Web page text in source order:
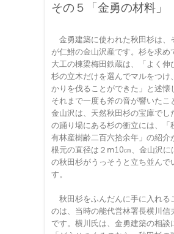
その５「金勇の材料」
金勇建築に使われた秋田杉は、
が仁鮒の金山沢産です。杉を求め
大工の棟梁梅田鉄蔵は、「よく伸
杉の立木だけを選んでマルをつけ
かりを伐ることができた」と述懐
それまで一度も斧の音が響いたこ
金山沢は、天然秋田杉の宝庫でし
の踊り場にある杉の衝立には、「
有林産樹齢二百六拾余年」の紹介
根元の直径は２ⅿ10㎝、金山沢に
の秋田杉がうっそうと立ち並んで
す。
秋田杉をふんだんに手に入れる
のは、当時の能代営林署長横川信
です。横川氏は、金勇建築の相談